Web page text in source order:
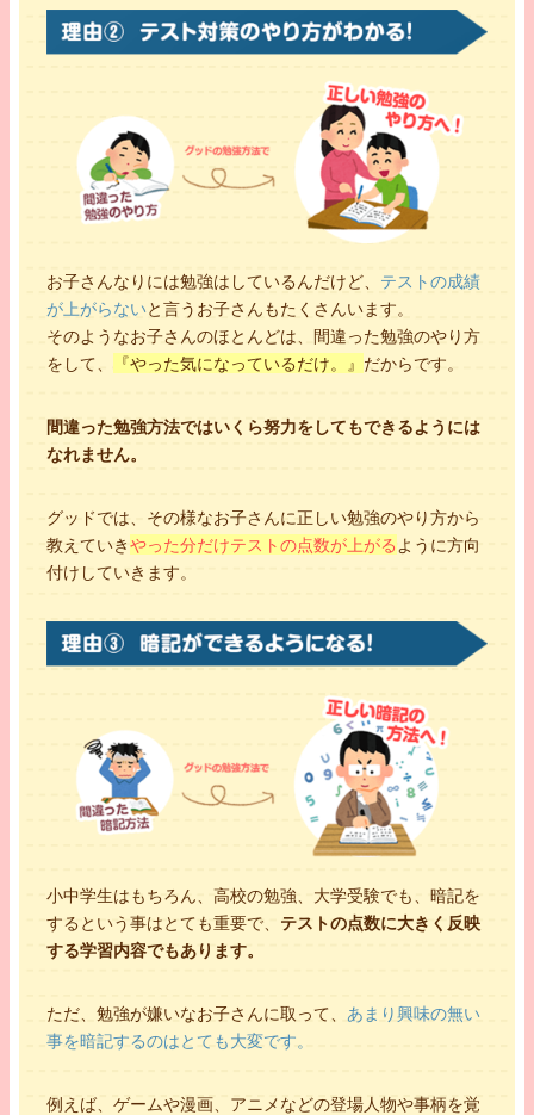
お子さんなりには勉強はしているんだけど、 テストの成績
が上がらないと言うお子さんもたくさんいます。
そのようなお子さんのほとんどは、間違った勉強のやり方
をして、
『やった気になっているだけ。』 だからです。
間違った勉強方法ではいくら努力をしてもできるようには
なれません。
グッドでは、その様なお子さんに正しい勉強のやり方から
教えていきやった分だけテストの点数が上がる ように方向
付けしていきます。
小中学生はもちろん、高校の勉強、大学受験でも、暗記を
するという事はとても重要で、 テストの点数に大きく反映
する学習内容でもあります。
ただ、勉強が嫌いなお子さんに取って、 あまり興味の無い
事を暗記するのはとても大変です。
例えば、ゲームや漫画、アニメなどの登場人物や事柄を覚